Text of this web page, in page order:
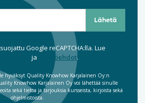
Google reCAPTCHA:lla. Lue
ja käyttöehdot.
hyväksyt Quality Knowhow Karjalainen Oy:n
Knowhow Karjalainen Oy voi lähettää sinulle
sekä tietoa ja tarjouksia kursseista, kirjoista sekä
ohjelmistoista.